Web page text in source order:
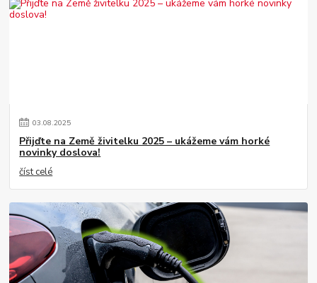
03.08.2025
Přijďte na Země živitelku 2025 – ukážeme vám horké
novinky doslova!
číst celé